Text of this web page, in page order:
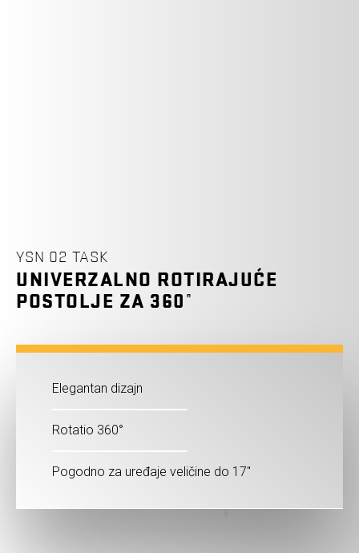
YSN 02 TASK
UNIVERZALNO ROTIRAJUĆE
POSTOLJE ZA 360°
Elegantan dizajn
Rotatio 360°
Pogodno za uređaje veličine do 17"